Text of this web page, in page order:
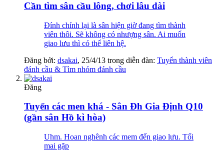
Cần tìm sân cầu lông, chơi lâu dài
Đính chính lại là sân hiện giờ đang tìm thành
viên thôi. Sẽ không có nhượng sân. Ai muốn
giao lưu thì có thể liên hệ.
Đăng bởi: dsakai, 25/4/13 trong diễn đàn: Tuyển thành viên
đánh cầu & Tìm nhóm đánh cầu
Đăng
Tuyển các men khá - Sân Đh Gia Định Q10
(gần sân Hồ kì hòa)
Uhm. Hoan nghênh các mem đến giao lưu. Tối
mai gặp